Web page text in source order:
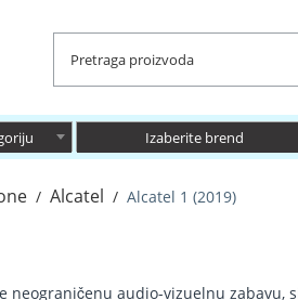
Izaberite brend
/ Alcatel / Alcatel 1 (2019)
neograničenu audio-vizuelnu